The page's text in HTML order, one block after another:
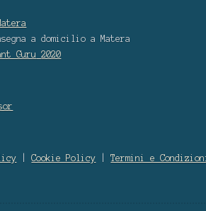
a domicilio a Matera
Guru
2020
|Cookie Policy |Termini e